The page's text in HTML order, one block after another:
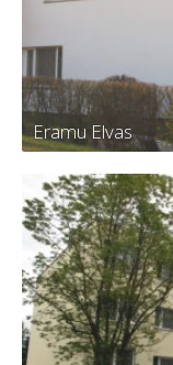
Eramu Elvas